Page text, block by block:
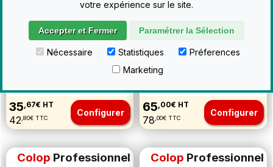
35,67€ HT
42 ,80€ TTC Configurer 65,00€ HT
78 ,00€ TTC Configurer
Colop Professionnel
Colop Professionnel
votre expérience sur le site.
Accepter et Fermer Paramétrer la Sélection
Nécessaire Statistiques
Préferences
Marketing